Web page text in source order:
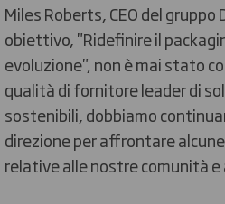
Miles Roberts, CEO del gruppo
obiettivo, "Ridefinire il
evoluzione", non è mai stato
qualità di fornitore leader di
sostenibili, dobbiamo
direzione per affrontare
relative alle nostre comunità e